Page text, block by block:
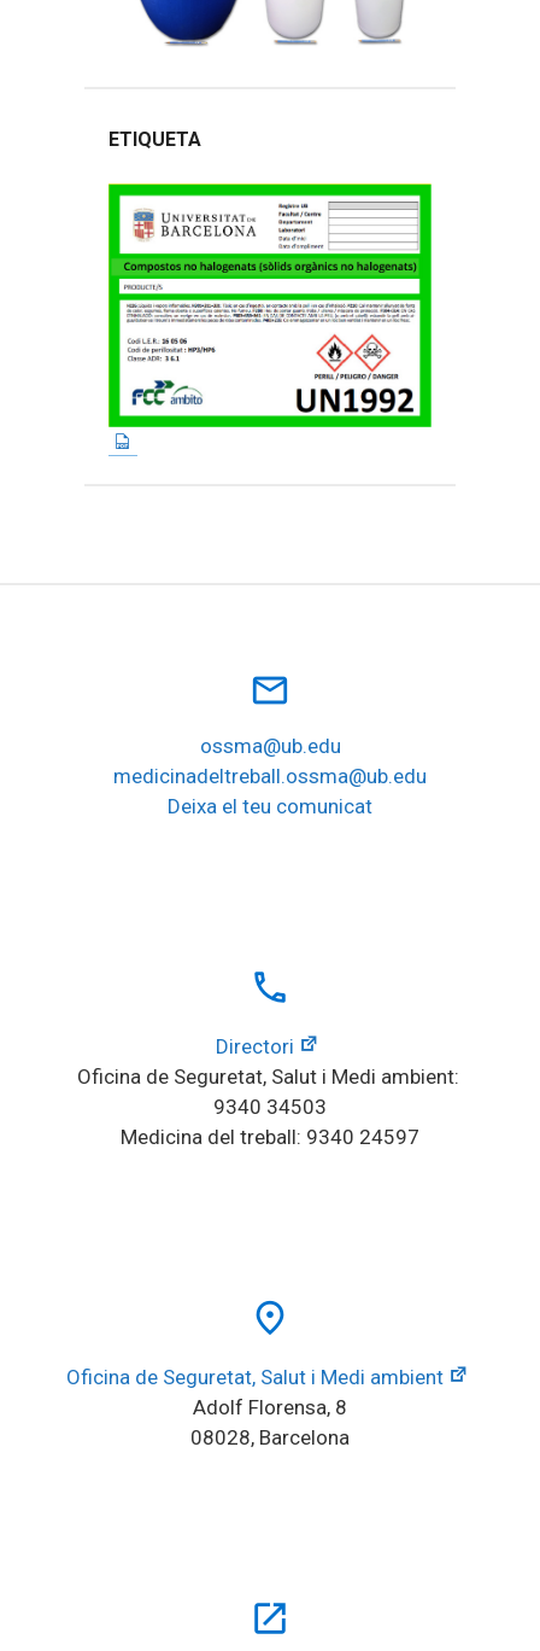
ETIQUETA
mail_outline
ossma@ub.edu
medicinadeltreball.ossma@ub.edu
Deixa el teu comunicat
local_phone
Directori
Oficina de Seguretat, Salut i Medi ambient:
9340 34503
Medicina del treball: 9340 24597
place
Oficina de Seguretat, Salut i Medi ambient
Adolf Florensa, 8
08028, Barcelona
open_in_new